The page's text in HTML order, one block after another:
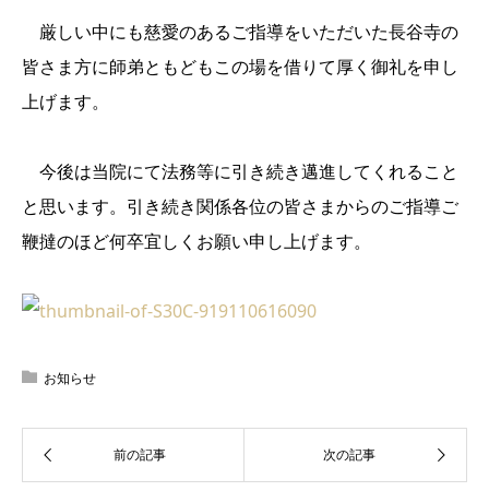
厳しい中にも慈愛のあるご指導をいただいた長谷寺の
皆さま方に師弟ともどもこの場を借りて厚く御礼を申し
上げます。
今後は当院にて法務等に引き続き邁進してくれること
と思います。引き続き関係各位の皆さまからのご指導ご
鞭撻のほど何卒宜しくお願い申し上げます。
お知らせ